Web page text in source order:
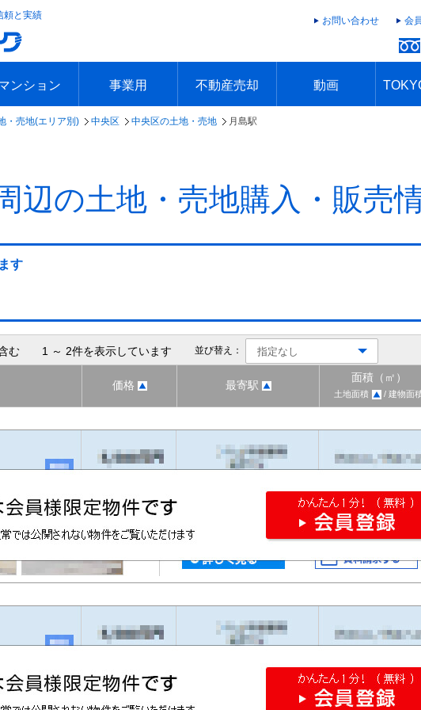
頼と実績
お問い合わせ 会
ンション
リアで探す
線で探す
日の新着物件
週の新着物件
事業用
エリアで探す
沿線で探す
本日の新着物件
今週の新着物件
不動産売却
不動産売却トップ
簡単無料査定
不動産売却の流れ
不動産売却 Q&A
海外からの不動産売買
動画
・売地(エリア別) 中央区 中央区の土地・売地 月島駅
辺の土地・売地購入・販売
す
む 1 ～ 2件を表示しています 並び替え：
価格 最寄駅
面積（㎡）
土地面積 / 建物面